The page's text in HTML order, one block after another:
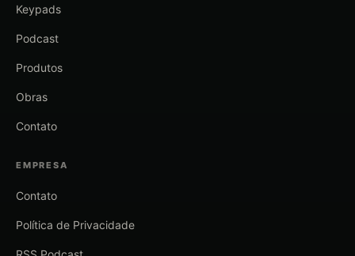
Keypads
Podcast
Produtos
Obras
Contato
EMPRESA
Contato
Política de Privacidade